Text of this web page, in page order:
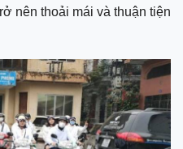
nên thoải mái và thuận tiện